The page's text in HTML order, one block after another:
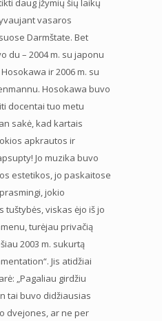
vasaros
Darmštate. Bet
du – 2004 m. su japonu
ir 2006 m. su
Hosokawa buvo
docentai tuo metu
sakė, kad kartais
apkrautos ir
Jo muzika buvo
estetikos, jo paskaitose
jokio
tuštybės, viskas ėjo iš jo
turėjau privačią
2003 m. sukurtą
Jis atidžiai
„Pagaliau girdžiu
tai buvo didžiausias
dvejones, ar ne per